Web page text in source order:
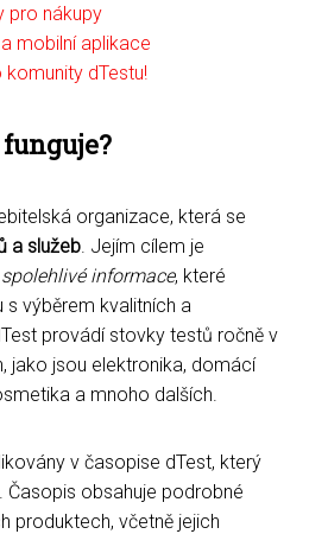
pro nákupy
mobilní aplikace
dTestu!
funguje?
organizace, která se
a služeb. Jejím cílem je
informace, které
výběrem kvalitních a
provádí stovky testů ročně v
jako jsou elektronika, domácí
a mnoho dalších.
v časopise dTest, který
obsahuje podrobné
produktech, včetně jejich